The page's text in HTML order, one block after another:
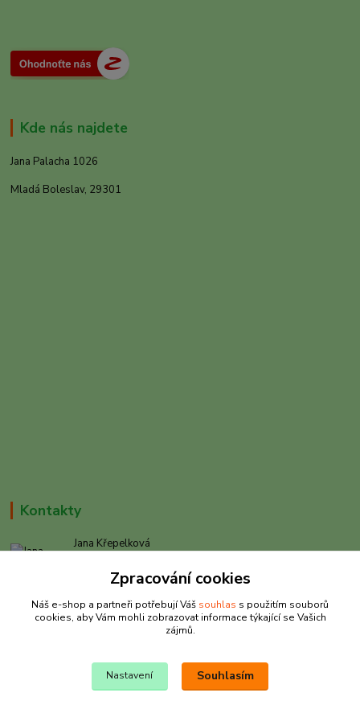
Kde nás najdete
Jana Palacha 1026
Mladá Boleslav, 29301
Kontakty
Jana Křepelková
(Po-Pá, 9-17 hod. , So 9-12 hod.)
info@rybarkrepelkova.cz
Zpracování cookies
Náš e-shop a partneři potřebují Váš souhlas s použitím souborů
cookies, aby Vám mohli zobrazovat informace týkající se Vašich
zájmů.
Nastavení Souhlasím